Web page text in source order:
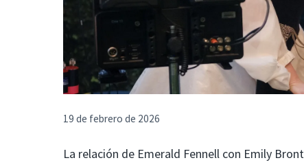
19 de febrero de 2026
La relación de Emerald Fennell con Emily